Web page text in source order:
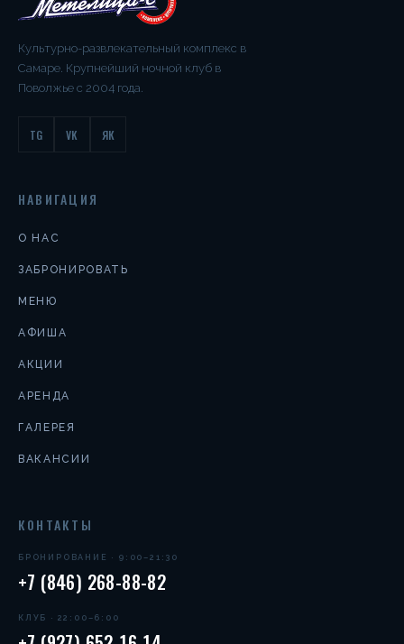
Культурно-развлекательный комплекс в
Самаре. Крупнейший ночной клуб в
Поволжье с 2004 года.
TG VK ЯК
НАВИГАЦИЯ
О НАС
ЗАБРОНИРОВАТЬ
МЕНЮ
АФИША
АКЦИИ
АРЕНДА
ГАЛЕРЕЯ
ВАКАНСИИ
КОНТАКТЫ
БРОНИРОВАНИЕ · 9:00–21:30
+7 (846) 268-88-82
КЛУБ · 22:00–6:00